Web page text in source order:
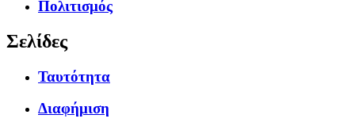
Πολιτισμός
Σελίδες
Ταυτότητα
Διαφήμιση